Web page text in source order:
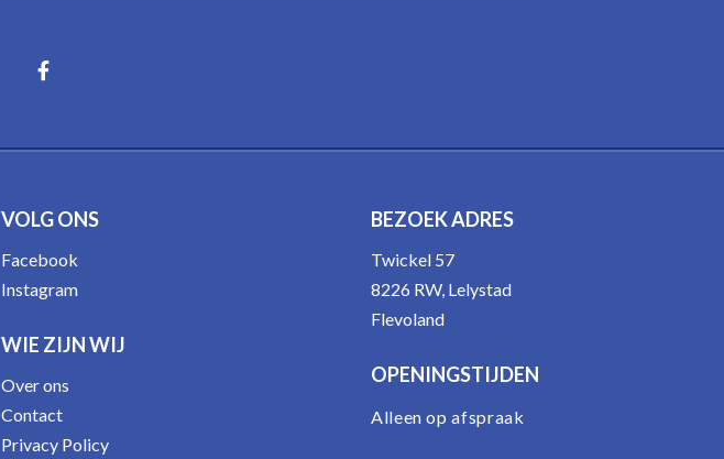
VOLG ONS
Facebook
Instagram
WIE ZIJN WIJ
Over ons
Contact
Privacy Policy
BEZOEK ADRES
Twickel 57
8226 RW, Lelystad
Flevoland
OPENINGSTIJDEN
Alleen op afspraak